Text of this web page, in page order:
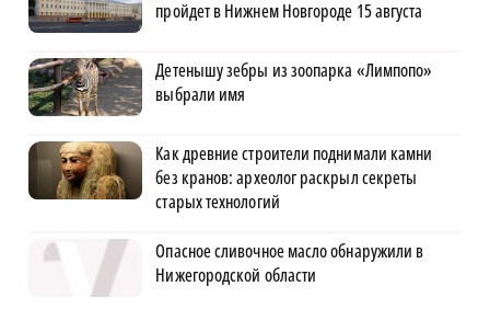
пройдет в Нижнем Новгороде 15 августа
Детенышу зебры из зоопарка «Лимпопо»
выбрали имя
Как древние строители поднимали камни
без кранов: археолог раскрыл секреты
старых технологий
Опасное сливочное масло обнаружили в
Нижегородской области